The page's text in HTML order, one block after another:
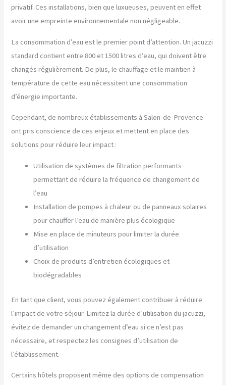
privatif. Ces installations, bien que luxueuses, peuvent en effet
avoir une empreinte environnementale non négligeable.
La consommation d’eau est le premier point d’attention. Un jacuzzi
standard contient entre 800 et 1500 litres d’eau, qui doivent être
changés régulièrement. De plus, le chauffage et le maintien à
température de cette eau nécessitent une consommation
d’énergie importante.
Cependant, de nombreux établissements à Salon-de-Provence
ont pris conscience de ces enjeux et mettent en place des
solutions pour réduire leur impact :
Utilisation de systèmes de filtration performants
permettant de réduire la fréquence de changement de
l’eau
Installation de pompes à chaleur ou de panneaux solaires
pour chauffer l’eau de manière plus écologique
Mise en place de minuteurs pour limiter la durée
d’utilisation
Choix de produits d’entretien écologiques et
biodégradables
En tant que client, vous pouvez également contribuer à réduire
l’impact de votre séjour. Limitez la durée d’utilisation du jacuzzi,
évitez de demander un changement d’eau si ce n’est pas
nécessaire, et respectez les consignes d’utilisation de
l’établissement.
Certains hôtels proposent même des options de compensation